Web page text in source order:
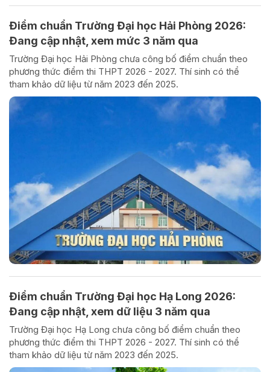
Điểm chuẩn Trường Đại học Hải Phòng 2026:
Đang cập nhật, xem mức 3 năm qua
Trường Đại học Hải Phòng chưa công bố điểm chuẩn theo
phương thức điểm thi THPT 2026 - 2027. Thí sinh có thể
tham khảo dữ liệu từ năm 2023 đến 2025.
Điểm chuẩn Trường Đại học Hạ Long 2026:
Đang cập nhật, xem dữ liệu 3 năm qua
Trường Đại học Hạ Long chưa công bố điểm chuẩn theo
phương thức điểm thi THPT 2026 - 2027. Thí sinh có thể
tham khảo dữ liệu từ năm 2023 đến 2025.